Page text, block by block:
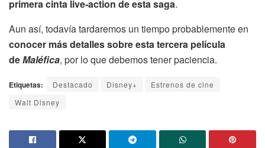
primera cinta live-action de esta saga.
Aun así, todavía tardaremos un tiempo probablemente en
conocer más detalles sobre esta tercera película
deMaléfica, por lo que debemos tener paciencia.
Etiquetas: Destacado Disney+
Estrenos de cine
Walt Disney